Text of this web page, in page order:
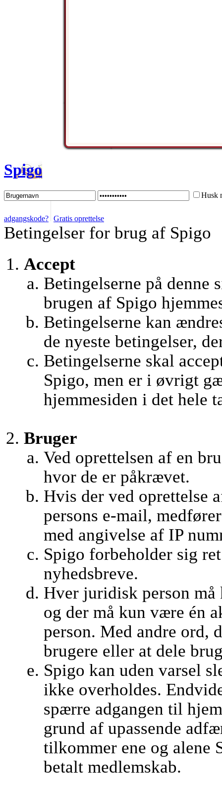
Spigo
Husk
adgangskode? Gratis oprettelse
Betingelser for brug af Spigo
Accept
Betingelserne på denne
brugen af Spigo
Betingelserne kan
de nyeste betingelser,
Betingelserne skal
Spigo, men er i øvrigt
hjemmesiden i det hele
Bruger
Ved oprettelsen af en
hvor de er påkrævet.
Hvis der ved oprettelse
persons e-mail,
med angivelse af IP
Spigo forbeholder sig
nyhedsbreve.
Hver juridisk person må
og der må kun være én
person. Med andre ord,
brugere eller at dele
Spigo kan uden varsel
ikke overholdes.
spærre adgangen til
grund af upassende
tilkommer ene og alene
betalt medlemskab.